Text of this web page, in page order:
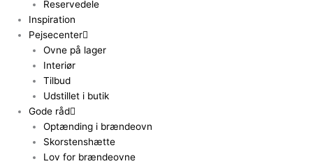
Reservedele
Inspiration
Pejsecenter
Ovne på lager
Interiør
Tilbud
Udstillet i butik
Gode råd
Optænding i brændeovn
Skorstenshætte
Lov for brændeovne